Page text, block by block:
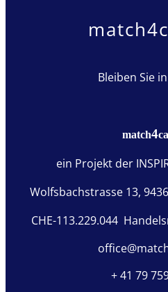
Bleiben Sie
match4
ein Projekt der
Wolfsbachstrasse 13,
CHE-113.229.044
+ 41 79